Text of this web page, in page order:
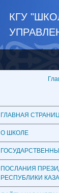
КГУ
ГЛАВНАЯ
О ШКОЛЕ
ПОСЛАНИЯ
РЕСПУБЛИКИ